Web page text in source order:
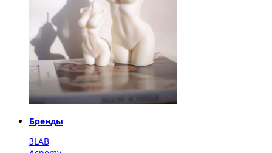
Бренды
3LAB